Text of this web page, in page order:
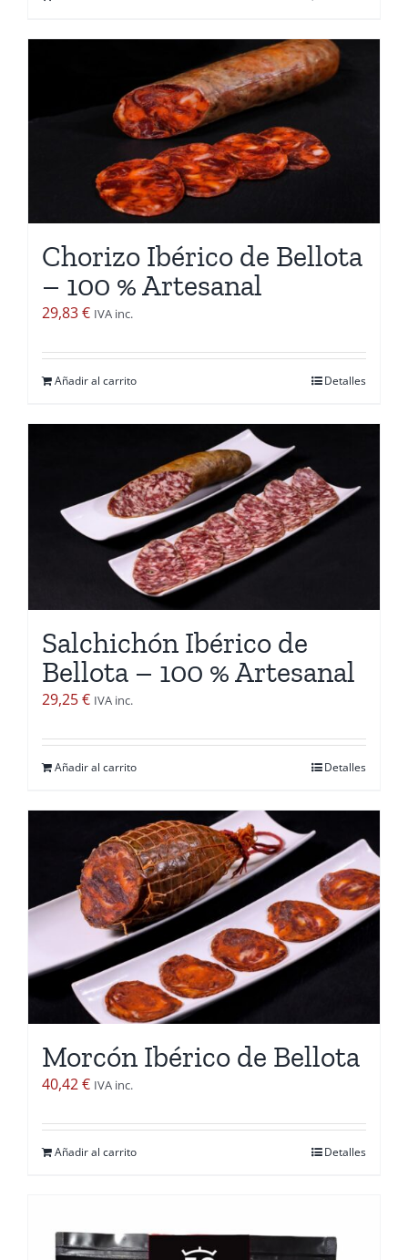
Chorizo Ibérico de Bellota
– 100 % Artesanal
29,83€ IVA inc.
Añadir al carrito Detalles
Salchichón Ibérico de
Bellota – 100 % Artesanal
29,25€ IVA inc.
Añadir al carrito Detalles
Morcón Ibérico de Bellota
40,42€ IVA inc.
Añadir al carrito Detalles